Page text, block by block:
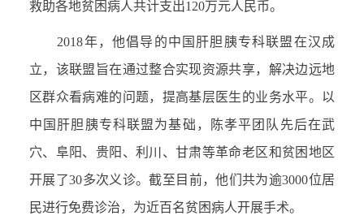
救助各地贫困病人共计支出120万元人民币。
2018年，他倡导的中国肝胆胰专科联盟在汉成
立，该联盟旨在通过整合实现资源共享，解决边远地
区群众看病难的问题，提高基层医生的业务水平。以
中国肝胆胰专科联盟为基础，陈孝平团队先后在武
穴、阜阳、贵阳、利川、甘肃等革命老区和贫困地区
开展了30多次义诊。截至目前，他们共为逾3000位居
民进行免费诊治，为近百名贫困病人开展手术。